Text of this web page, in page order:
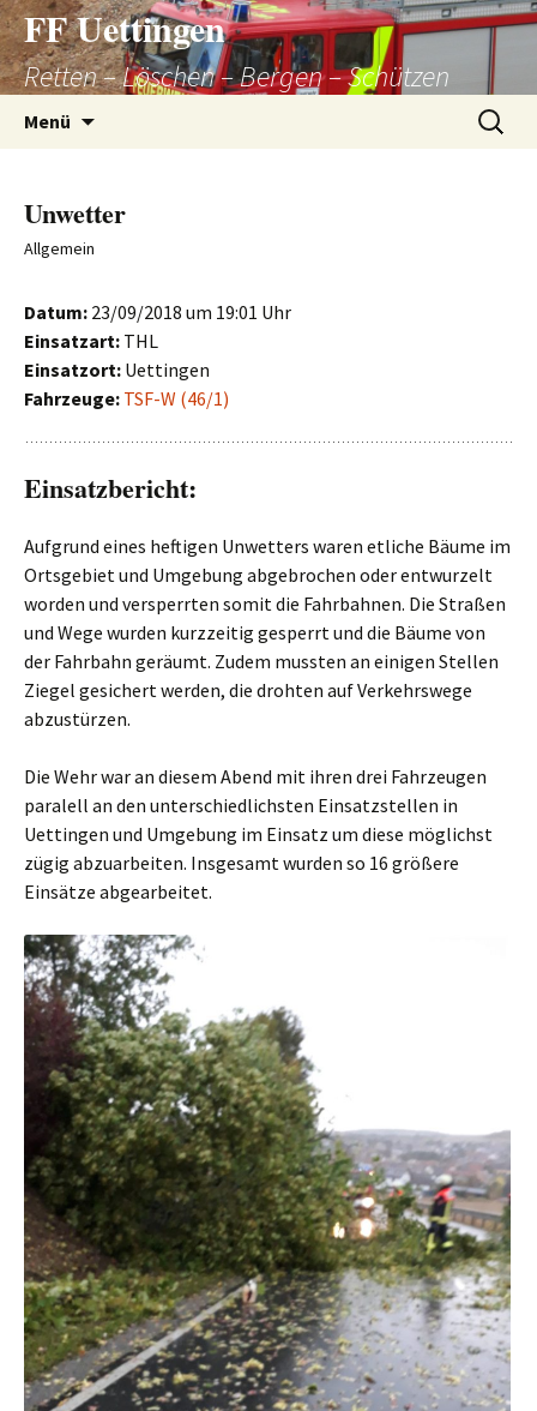
Zum
Inhalt
springen
FF Uettingen
Retten – Löschen – Bergen – Schützen
Menü
Suchen
nach:
Unwetter
Allgemein
Datum: 23/09/2018 um 19:01 Uhr
Einsatzart: THL
Einsatzort: Uettingen
Fahrzeuge: TSF-W (46/1)
Einsatzbericht:
Aufgrund eines heftigen Unwetters waren etliche Bäume im
Ortsgebiet und Umgebung abgebrochen oder entwurzelt
worden und versperrten somit die Fahrbahnen. Die Straßen
und Wege wurden kurzzeitig gesperrt und die Bäume von
der Fahrbahn geräumt. Zudem mussten an einigen Stellen
Ziegel gesichert werden, die drohten auf Verkehrswege
abzustürzen.
Die Wehr war an diesem Abend mit ihren drei Fahrzeugen
paralell an den unterschiedlichsten Einsatzstellen in
Uettingen und Umgebung im Einsatz um diese möglichst
zügig abzuarbeiten. Insgesamt wurden so 16 größere
Einsätze abgearbeitet.